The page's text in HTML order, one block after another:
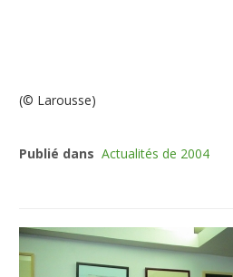
(© Larousse)
Publié dans Actualités de 2004